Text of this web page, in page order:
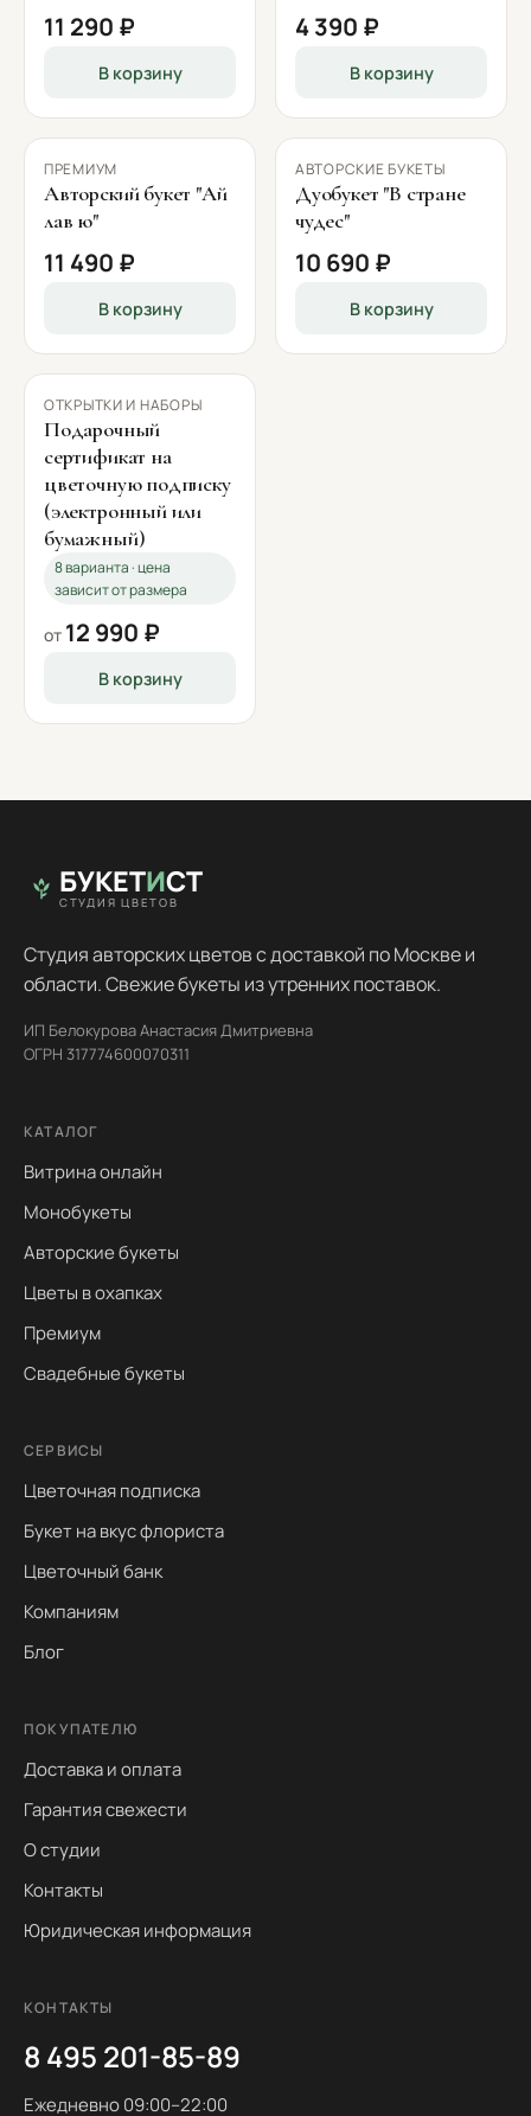
11 290 ₽
В корзину
4 390 ₽
В корзину
ПРЕМИУМ
Авторский букет "Ай
лав ю"
11 490 ₽
В корзину
АВТОРСКИЕ БУКЕТЫ
Дуобукет "В стране
чудес"
10 690 ₽
В корзину
ОТКРЫТКИ И НАБОРЫ
Подарочный
сертификат на
цветочную подписку
(электронный или
бумажный)
8 варианта · цена
зависит от размера
от 12 990 ₽
В корзину
БУКЕТИСТ
СТУДИЯ ЦВЕТОВ
Студия авторских цветов с доставкой по Москве и
области. Свежие букеты из утренних поставок.
ИП Белокурова Анастасия Дмитриевна
ОГРН 317774600070311
КАТАЛОГ
Витрина онлайн
Монобукеты
Авторские букеты
Цветы в охапках
Премиум
Свадебные букеты
СЕРВИСЫ
Цветочная подписка
Букет на вкус флориста
Цветочный банк
Компаниям
Блог
ПОКУПАТЕЛЮ
Доставка и оплата
Гарантия свежести
О студии
Контакты
Юридическая информация
КОНТАКТЫ
8 495 201-85-89
Ежедневно 09:00–22:00